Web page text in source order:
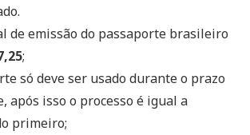
de emissão do passaporte brasileiro
;
só deve ser usado durante o prazo
após isso o processo é igual a
primeiro;